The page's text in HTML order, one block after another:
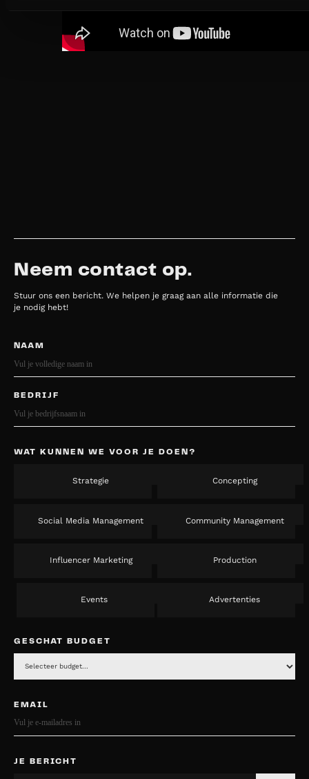
Neem contact op.
Stuur ons een bericht. We helpen je graag aan alle informatie die
je nodig hebt!
NAAM
BEDRIJF
WAT KUNNEN WE VOOR JE DOEN?
Strategie Concepting
Social Media Management Community Management
Influencer Marketing Production
Events Advertenties
GESCHAT BUDGET
EMAIL
JE BERICHT